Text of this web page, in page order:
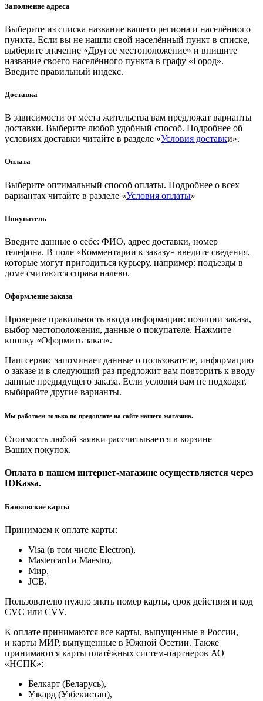
Заполнение адреса
Выберите из списка название вашего региона и населённого
пункта. Если вы не нашли свой населённый пункт в списке,
выберите значение «Другое местоположение» и впишите
название своего населённого пункта в графу «Город».
Введите правильный индекс.
Доставка
В зависимости от места жительства вам предложат варианты
доставки. Выберите любой удобный способ. Подробнее об
условиях доставки читайте в разделе «Условия доставки».
Оплата
Выберите оптимальный способ оплаты. Подробнее о всех
вариантах читайте в разделе «Условия оплаты»
Покупатель
Введите данные о себе: ФИО, адрес доставки, номер
телефона. В поле «Комментарии к заказу» введите сведения,
которые могут пригодиться курьеру, например: подъезды в
доме считаются справа налево.
Оформление заказа
Проверьте правильность ввода информации: позиции заказа,
выбор местоположения, данные о покупателе. Нажмите
кнопку «Оформить заказ».
Наш сервис запоминает данные о пользователе, информацию
о заказе и в следующий раз предложит вам повторить к вводу
данные предыдущего заказа. Если условия вам не подходят,
выбирайте другие варианты.
Мы работаем только по предоплате на сайте нашего магазина.
Стоимость любой заявки рассчитывается в корзине
Ваших покупок.
Оплата в нашем интернет-магазине осуществляется через
ЮKassa.
Банковские карты
Принимаем к оплате карты:
Visa (в том числе Electron),
Masterсard и Maestro,
Мир,
JCB.
Пользователю нужно знать номер карты, срок действия и код
CVC или CVV.
К оплате принимаются все карты, выпущенные в России,
и карты МИР, выпущенные в Южной Осетии. Также
принимаются карты платёжных систем-партнеров АО
«НСПК»:
Белкарт (Беларусь),
Узкард (Узбекистан),